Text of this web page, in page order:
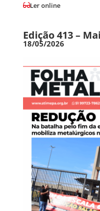
Ler online
Edição 413 –
18/05/2026